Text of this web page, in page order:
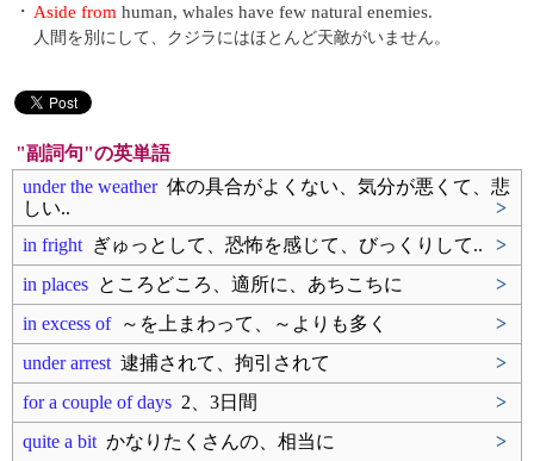
・ Aside from human, whales have few natural enemies.
人間を別にして、クジラにはほとんど天敵がいません。
"副詞句"の英単語
under the weather体の具合がよくない、気分が悪くて、悲
しい..
>
in fright ぎゅっとして、恐怖を感じて、びっくりして..
>
in places ところどころ、適所に、あちこちに
>
in excess of～を上まわって、～よりも多く
>
under arrest 逮捕されて、拘引されて
>
for a couple of days 2、3日間
>
quite a bit かなりたくさんの、相当に
>